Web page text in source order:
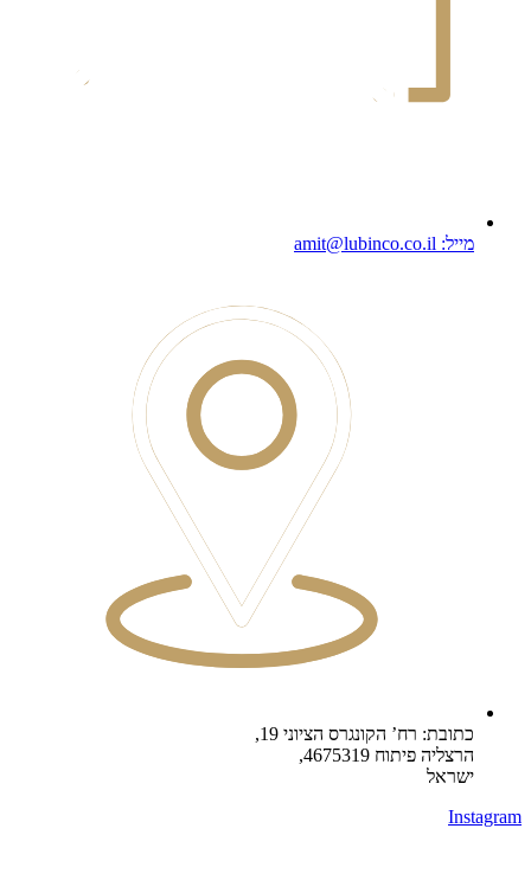
מייל: amit@lubinco.co.il
כתובת: רח’ הקונגרס הציוני 19,
הרצליה פיתוח 4675319,
ישראל
Instagram